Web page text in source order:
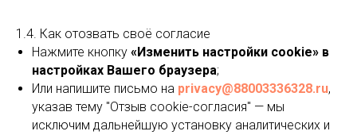
1.4. Как отозвать своё согласие
Нажмите кнопку «Изменить настройки cookie» в
настройках Вашего браузера;
Или напишите письмо на privacy@88003336328.ru,
указав тему "Отзыв cookie-согласия" — мы
исключим дальнейшую установку аналитических и